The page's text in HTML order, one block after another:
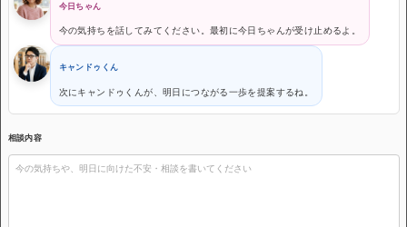
今日ちゃん
今の気持ちを話してみてください。最初に今日ちゃんが受け止めるよ。
キャンドゥくん
次にキャンドゥくんが、明日につながる一歩を提案するね。
相談内容